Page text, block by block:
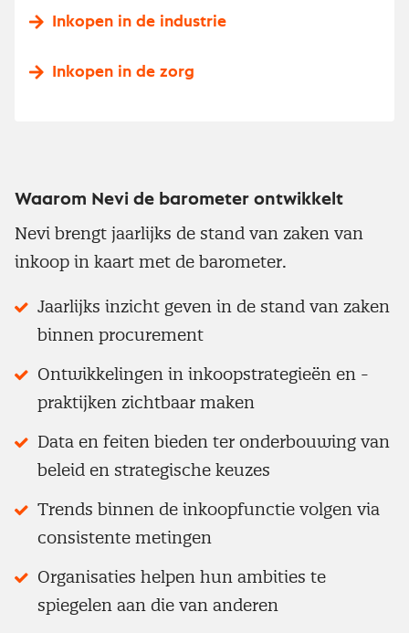
Inkopen in de industrie
Inkopen in de zorg
Waarom Nevi de barometer ontwikkelt
Nevi brengt jaarlijks de stand van zaken van
inkoop in kaart met de barometer.
Jaarlijks inzicht geven in de stand van zaken
binnen procurement
Ontwikkelingen in inkoopstrategieën en -
praktijken zichtbaar maken
Data en feiten bieden ter onderbouwing van
beleid en strategische keuzes
Trends binnen de inkoopfunctie volgen via
consistente metingen
Organisaties helpen hun ambities te
spiegelen aan die van anderen